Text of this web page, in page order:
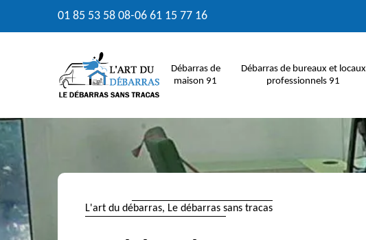
01 85 53 58 08-06 61 15 77 16
Débarras de
maison 91
Débarras de bureaux et locaux
professionnels 91
L'art du débarras, Le débarras sans tracas